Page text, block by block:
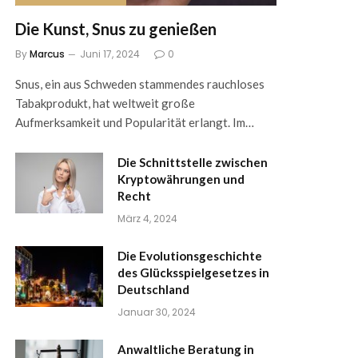
Die Kunst, Snus zu genießen
ByMarcus Juni 17, 2024 0
Snus, ein aus Schweden stammendes rauchloses
Tabakprodukt, hat weltweit große
Aufmerksamkeit und Popularität erlangt. Im…
Die Schnittstelle zwischen
Kryptowährungen und
Recht
März 4, 2024
Die Evolutionsgeschichte
des Glücksspielgesetzes in
Deutschland
Januar 30, 2024
Anwaltliche Beratung in